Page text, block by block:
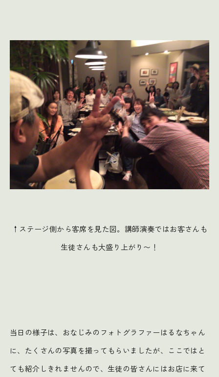
↑ステージ側から客席を見た図。講師演奏ではお客さんも
生徒さんも大盛り上がり〜！
当日の様子は、おなじみのフォトグラファーはるなちゃん
に、たくさんの写真を撮ってもらいましたが、ここではと
ても紹介しきれませんので、生徒の皆さんにはお店に来て